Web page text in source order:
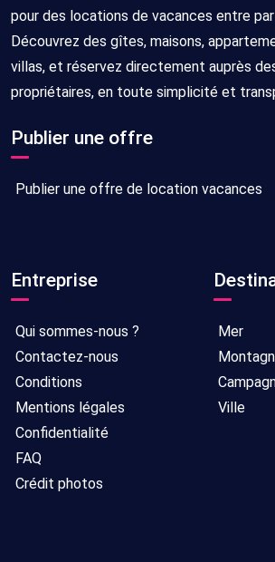
pour des locations de vacances entre
Découvrez des gîtes, maisons,
villas, et réservez directement auprès
propriétaires, en toute simplicité et
Publier une offre
Publier une offre de location vacances
Entreprise
Qui sommes-nous ?
Contactez-nous
Conditions
Mentions légales
Confidentialité
FAQ
Crédit photos
Mer
Ville